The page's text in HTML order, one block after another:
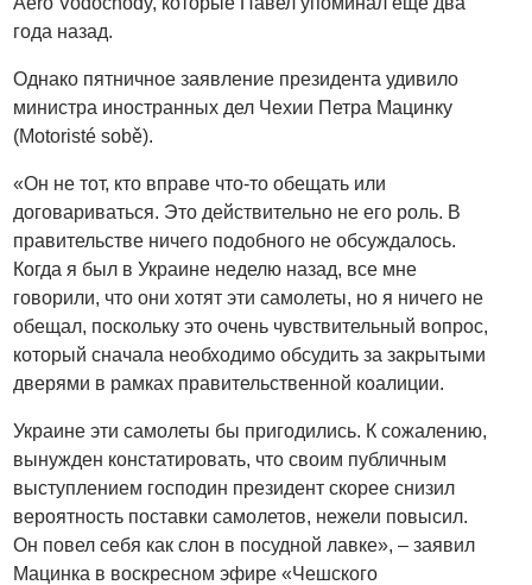
года назад.
Однако пятничное заявление президента удивило
министра иностранных дел Чехии Петра Мацинку
(Motoristé sobě).
«Он не тот, кто вправе что-то обещать или
договариваться. Это действительно не его роль. В
правительстве ничего подобного не обсуждалось.
Когда я был в Украине неделю назад, все мне
говорили, что они хотят эти самолеты, но я ничего не
обещал, поскольку это очень чувствительный вопрос,
который сначала необходимо обсудить за закрытыми
дверями в рамках правительственной коалиции.
Украине эти самолеты бы пригодились. К сожалению,
вынужден констатировать, что своим публичным
выступлением господин президент скорее снизил
вероятность поставки самолетов, нежели повысил.
Он повел себя как слон в посудной лавке», – заявил
Мацинка в воскресном эфире «Чешского